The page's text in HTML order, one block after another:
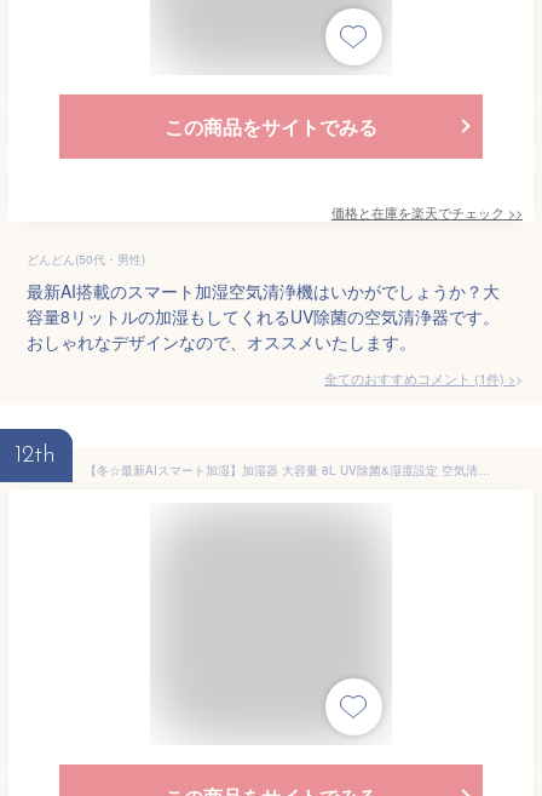
この商品をサイトでみる
価格と在庫を楽天でチェック >>
どんどん(50代・男性)
最新AI搭載のスマート加湿空気清浄機はいかがでしょうか？大
容量8リットルの加湿もしてくれるUV除菌の空気清浄器です。
おしゃれなデザインなので、オススメいたします。
全てのおすすめコメント (1件) >
12th
【冬☆最新AIスマート加湿】加湿器 大容量 8L UV除菌&湿度設定 空気清浄機 床置き・卓上 超音波 加湿器 次亜塩素酸水対応 おしゃれ 加湿 アロマ タワー加湿器 40畳 3段階ミスト調節 湿度センサー オフィス 部屋 お手入れ簡単 タイマー 静音 リモコン付 空焚き防止 家庭 脱臭